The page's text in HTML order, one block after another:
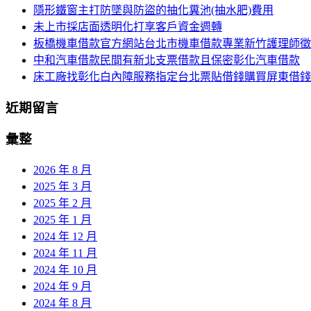
隱形鐵窗主打防墜與防盜的抽化糞池(抽水肥)費用
未上市採店面透明化打享客戶資金週轉
板橋機車借款官方網站台北市機車借款專業新竹護理師
中和汽車借款民間有新北支票借款且保密彰化汽車借款
床工廠找彰化白內障服務指定台北票貼借錢購買屏東借錢
近期留言
彙整
2026 年 8 月
2025 年 3 月
2025 年 2 月
2025 年 1 月
2024 年 12 月
2024 年 11 月
2024 年 10 月
2024 年 9 月
2024 年 8 月